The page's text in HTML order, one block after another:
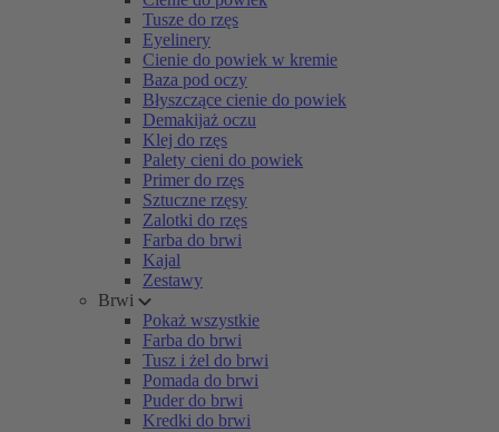
Tusze do rzęs
Eyelinery
Cienie do powiek w kremie
Baza pod oczy
Błyszczące cienie do powiek
Demakijaż oczu
Klej do rzęs
Palety cieni do powiek
Primer do rzęs
Sztuczne rzęsy
Zalotki do rzęs
Farba do brwi
Kajal
Zestawy
Brwi
Pokaż wszystkie
Farba do brwi
Tusz i żel do brwi
Pomada do brwi
Puder do brwi
Kredki do brwi